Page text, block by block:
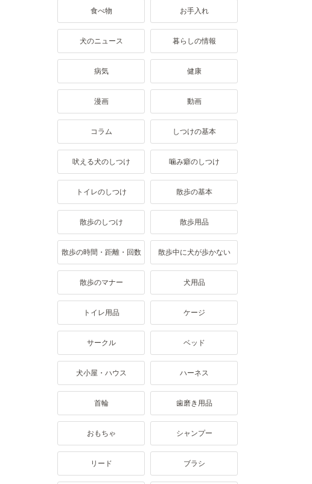
食べ物 お手入れ
犬のニュース 暮らしの情報
病気 健康
漫画 動画
コラム しつけの基本
吠える犬のしつけ 噛み癖のしつけ
トイレのしつけ 散歩の基本
散歩のしつけ 散歩用品
散歩の時間・距離・回数 散歩中に犬が歩かない
散歩のマナー 犬用品
トイレ用品 ケージ
サークル ベッド
犬小屋・ハウス ハーネス
首輪 歯磨き用品
おもちゃ シャンプー
リード ブラシ